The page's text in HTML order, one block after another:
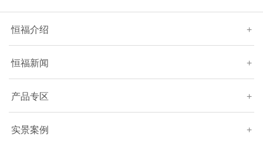
恒福介绍 +
恒福新闻 +
产品专区 +
实景案例 +